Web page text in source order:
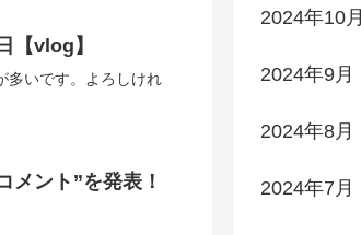
【vlog】
多いです。よろしけれ
メント”を発表！
2024年10月
2024年9月
2024年8月
2024年7月